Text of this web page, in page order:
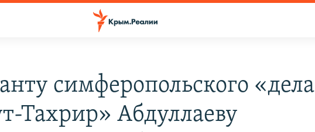
симферопольского «дела
Тахрир» Абдуллаеву